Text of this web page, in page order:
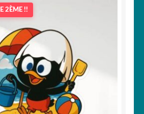
2ÈME !!